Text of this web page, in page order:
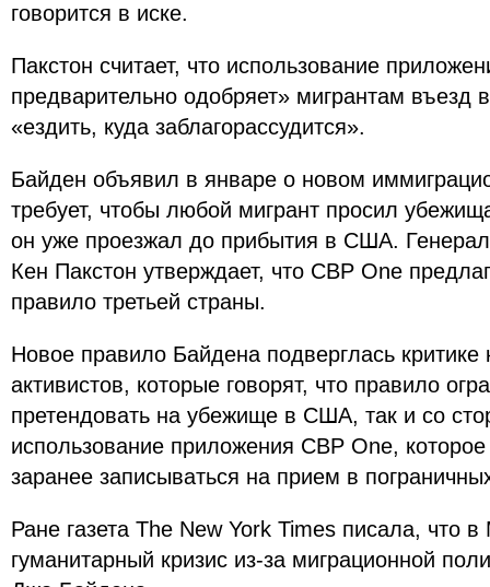
говорится в иске.
Пакстон считает, что использование
предварительно одобряет» мигрантам въезд
«ездить, куда заблагорассудится».
Байден объявил в январе о новом
требует, чтобы любой мигрант просил
он уже проезжал до прибытия в США.
Кен Пакстон утверждает, что CBP One
правило третьей страны.
Новое правило Байдена подверглась критике
активистов, которые говорят, что правило
претендовать на убежище в США, так и со
использование приложения CBP One,
заранее записываться на прием в
Ране газета The New York Times писала, что в
гуманитарный кризис из-за миграционной